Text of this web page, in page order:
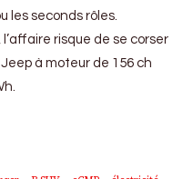
les seconds rôles.
risque de se corser
à moteur de 156 ch